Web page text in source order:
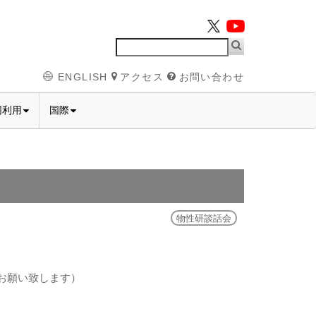
ENGLISH アクセス お問い合わせ
用 国際
物性研談話会
い致します）